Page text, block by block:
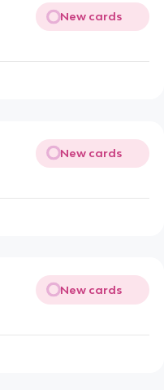
New cards
New cards
New cards